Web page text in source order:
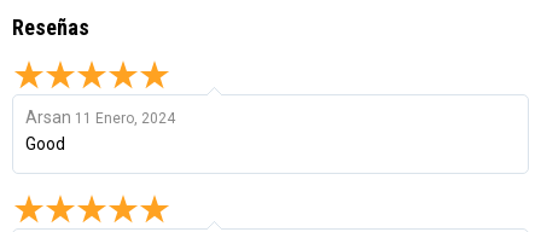
Reseñas
Arsan 11 Enero, 2024
Good